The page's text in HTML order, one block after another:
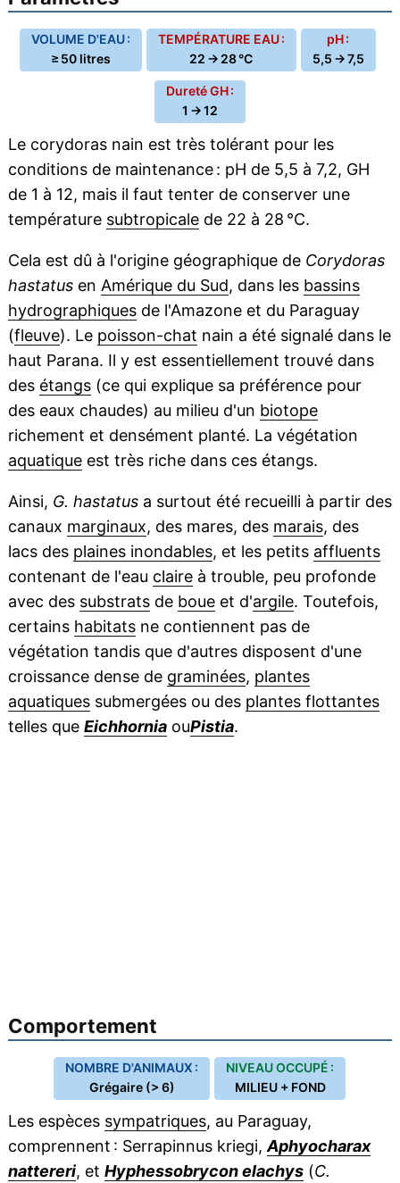
VOLUME D'EAU :
≥ 50 litres
TEMPÉRATURE EAU :
22 → 28 °C
pH :
5,5 → 7,5
Dureté GH :
1 → 12
Le corydoras nain est très tolérant pour les
conditions de maintenance : pH de 5,5 à 7,2, GH
de 1 à 12, mais il faut tenter de conserver une
température subtropicalede 22 à 28 °C.
Cela est dû à l'origine géographique de Corydoras
hastatusen Amérique du Sud, dans les bassins
hydrographiquesde l'Amazone et du Paraguay
(fleuve). Le poisson-chat nain a été signalé dans le
haut Parana. Il y est essentiellement trouvé dans
des étangs(ce qui explique sa préférence pour
des eaux chaudes) au milieu d'un biotope
richement et densément planté. La végétation
aquatiqueest très riche dans ces étangs.
Ainsi, G. hastatusa surtout été recueilli à partir des
canaux marginaux, des mares, des marais, des
lacs des plaines inondables, et les petits affluents
contenant de l'eau claireà trouble, peu profonde
avec des substratsde boueet d'argile. Toutefois,
certains habitatsne contiennent pas de
végétation tandis que d'autres disposent d'une
croissance dense de graminées, plantes
aquatiquessubmergées ou des plantes flottantes
telles que EichhorniaouPistia.
Comportement
NOMBRE D'ANIMAUX :
Grégaire (> 6)
NIVEAU OCCUPÉ :
MILIEU + FOND
Les espèces sympatriques, au Paraguay,
comprennent : Serrapinnus kriegi, Aphyocharax
nattereri, et Hyphessobrycon elachys(C.